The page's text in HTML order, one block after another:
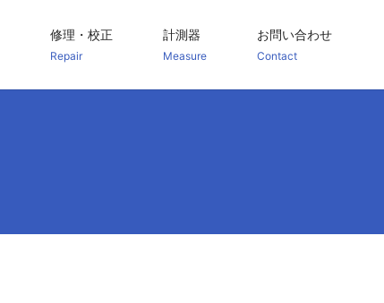
修理・校正
Repair
計測器
Measure
お問い合わせ
Contact